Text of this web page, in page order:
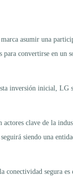
asumir una
para convertirse en un
inversión inicial, LG
clave de la
siendo una
segura es